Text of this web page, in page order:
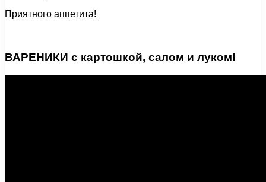
Приятного аппетита!
ВАРЕНИКИ с картошкой, салом и луком!